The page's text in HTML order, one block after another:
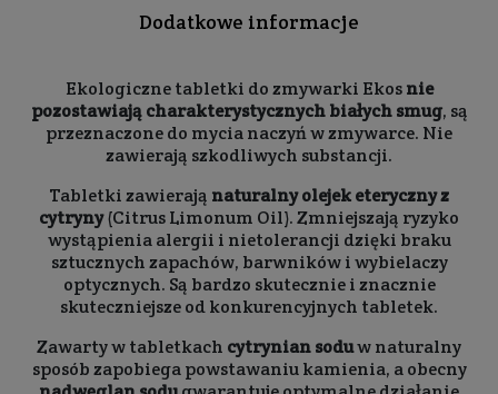
Dodatkowe informacje
Ekologiczne tabletki do zmywarki Ekosnie
pozostawiają charakterystycznych białych smug, są
przeznaczone do mycia naczyń w zmywarce. Nie
zawierają szkodliwych substancji.
Tabletki zawierają naturalny olejek eteryczny z
cytryny(Citrus Limonum Oil). Zmniejszają ryzyko
wystąpienia alergii i nietolerancji dzięki braku
sztucznych zapachów, barwników i wybielaczy
optycznych. Są bardzo skutecznie i znacznie
skuteczniejsze od konkurencyjnych tabletek.
Zawarty w tabletkach cytrynian soduw naturalny
sposób zapobiega powstawaniu kamienia, a obecny